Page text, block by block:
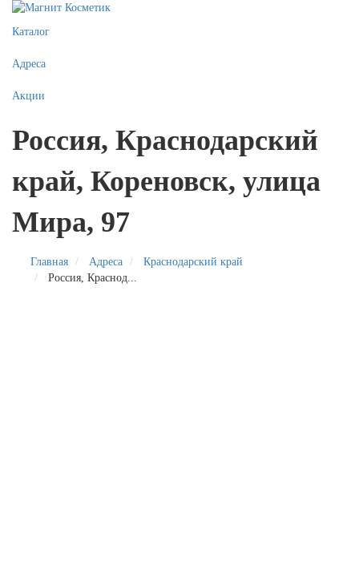
Каталог
Адреса
Акции
Россия, Краснодарский
край, Кореновск, улица
Мира, 97
Главная Адреса
Краснодарский край
Россия, Краснод...